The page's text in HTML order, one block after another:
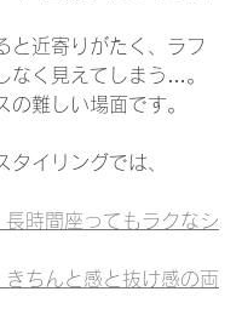
と近寄りがたく、ラフ
なく見えてしまう…。
の難しい場面です。
タイリングでは、
長時間座ってもラクなシ
きちんと感と抜け感の両